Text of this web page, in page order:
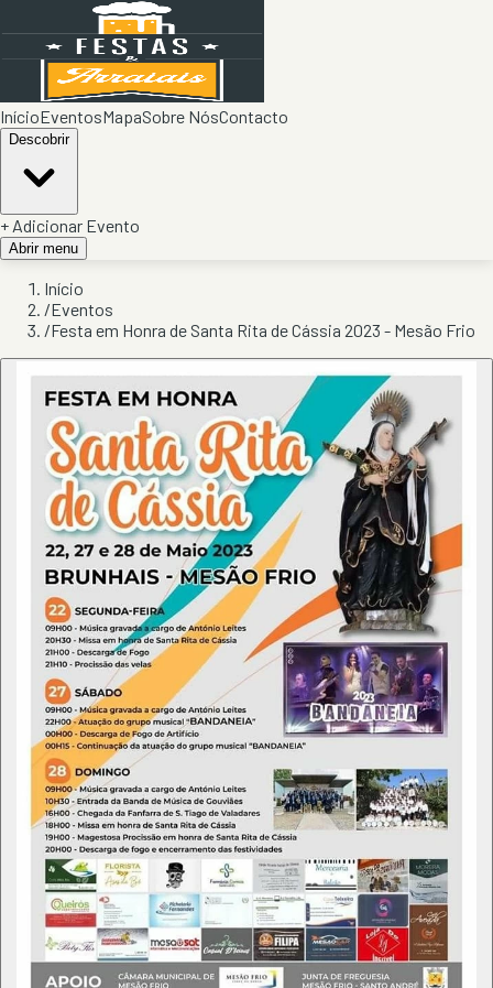
InícioEventosMapaSobre NósContacto
Descobrir
+ Adicionar Evento
Abrir menu
Início
/Eventos
/Festa em Honra de Santa Rita de Cássia 2023 - Mesão Frio